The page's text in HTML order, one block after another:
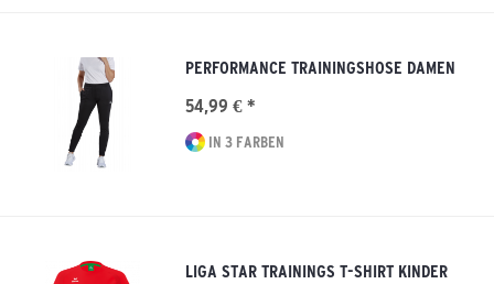
PERFORMANCE TRAININGSHOSE DAMEN
54,99 € *
IN 3 FARBEN
LIGA STAR TRAININGS T-SHIRT KINDER